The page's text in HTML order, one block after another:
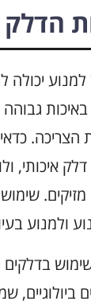
הדלק
יכולה
הצריכה.
איכותי,
ולמנוע
בדלקים